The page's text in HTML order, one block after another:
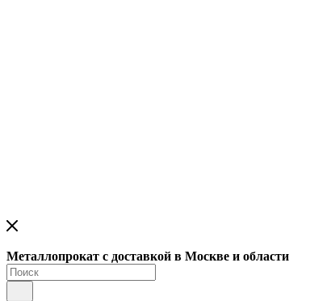
Металлопрокат с доставкой в Москве и области